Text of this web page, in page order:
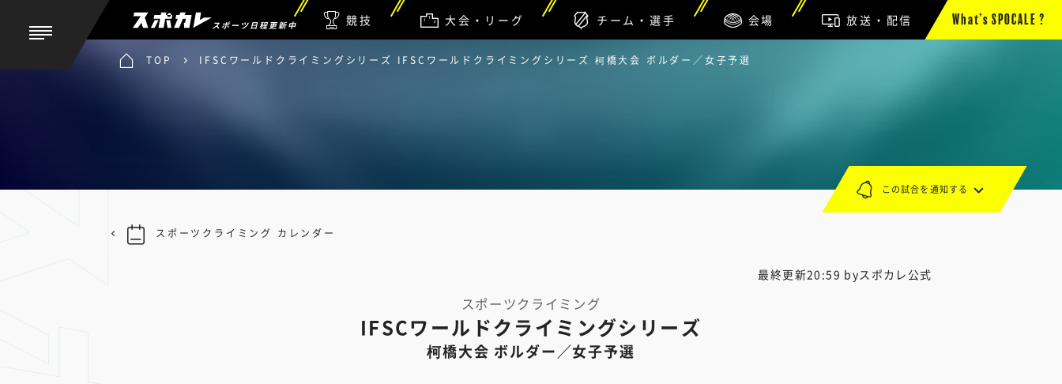
スポーツ日程更新中 競技 大会・リーグ チーム・選手 会場 放送・配信 What’s SPOCALE ?
TOP IFSCワールドクライミングシリーズ IFSCワールドクライミングシリーズ 柯橋大会 ボルダー／女子予選
最終更新20:59 byスポカレ公式
スポーツクライミング
IFSCワールドクライミングシリーズ
柯橋大会 ボルダー／女子予選
この試合を通知する
スポーツクライミング カレンダー